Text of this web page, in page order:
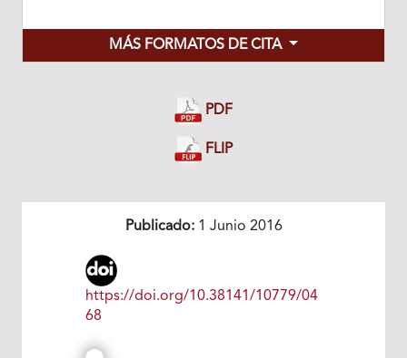
MÁS FORMATOS DE CITA
PDF
FLIP
Publicado:1 Junio 2016
https://doi.org/10.38141/10779/04
68